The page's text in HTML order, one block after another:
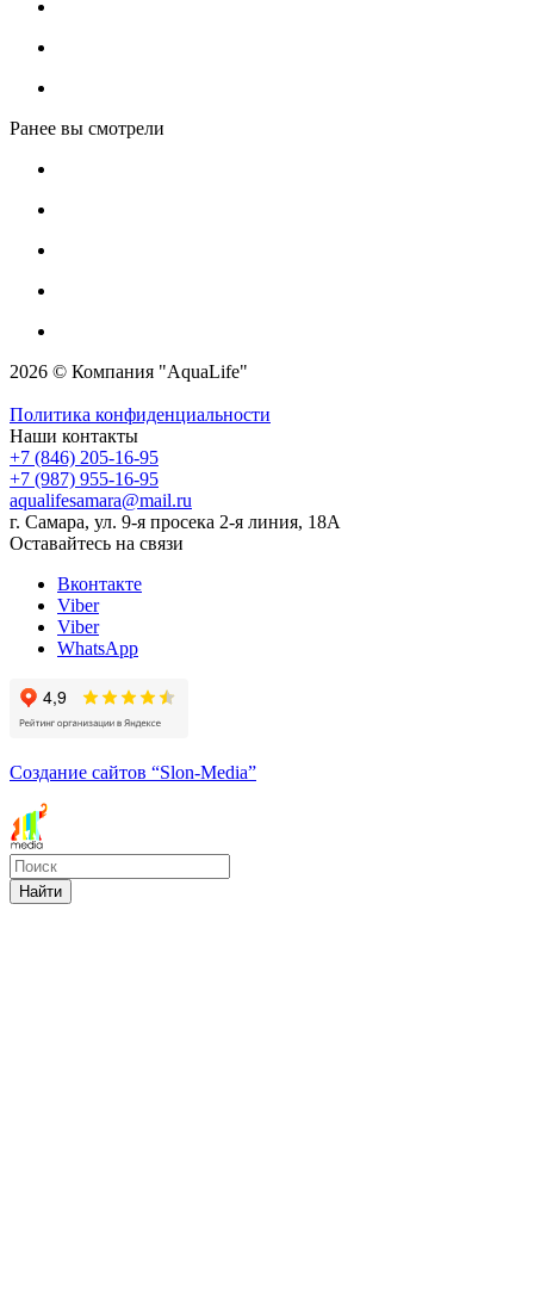
Ранее вы смотрели
2026 © Компания "AquaLife"
Политика конфиденциальности
Наши контакты
+7 (846) 205-16-95
+7 (987) 955-16-95
aqualifesamara@mail.ru
г. Самара, ул. 9-я просека 2-я линия, 18А
Оставайтесь на связи
Вконтакте
Viber
Viber
WhatsApp
Создание сайтов “Slon-Media”
Найти